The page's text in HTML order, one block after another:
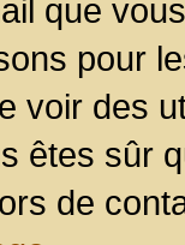
que
pour
voir des
êtes sûr
de